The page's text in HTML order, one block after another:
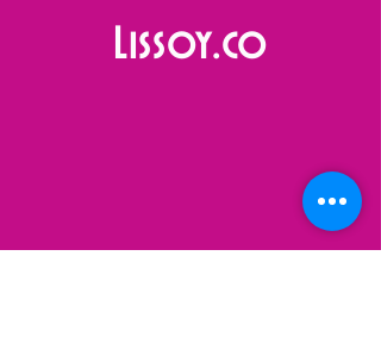
Lissoy.co